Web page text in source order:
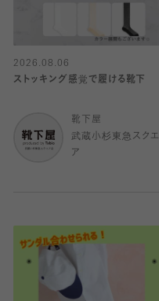
2026.08.06
ストッキング感覚で履ける靴下
靴下屋
武蔵小杉東急スクエ
ア